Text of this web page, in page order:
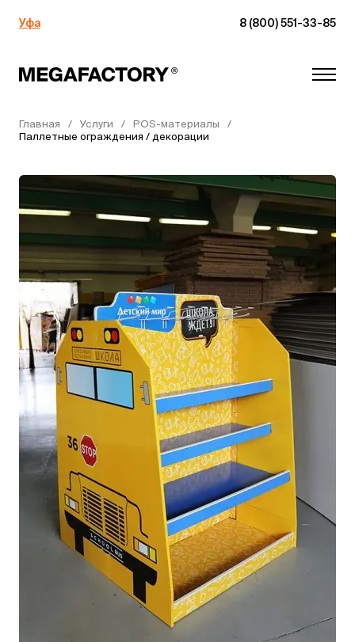
Уфа 8 (800) 551-33-85
Главная Услуги
POS-материалы
Паллетные ограждения / декорации